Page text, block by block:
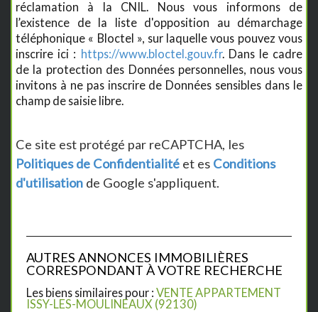
réclamation à la CNIL. Nous vous informons de
l’existence de la liste d'opposition au démarchage
téléphonique « Bloctel », sur laquelle vous pouvez vous
inscrire ici : https://www.bloctel.gouv.fr. Dans le cadre
de la protection des Données personnelles, nous vous
invitons à ne pas inscrire de Données sensibles dans le
champ de saisie libre.
Ce site est protégé par reCAPTCHA, les
Politiques de Confidentialité et es Conditions
d'utilisation de Google s'appliquent.
AUTRES ANNONCES IMMOBILIÈRES
CORRESPONDANT À VOTRE RECHERCHE
Les biens similaires pour : VENTE APPARTEMENT
ISSY-LES-MOULINEAUX (92130)